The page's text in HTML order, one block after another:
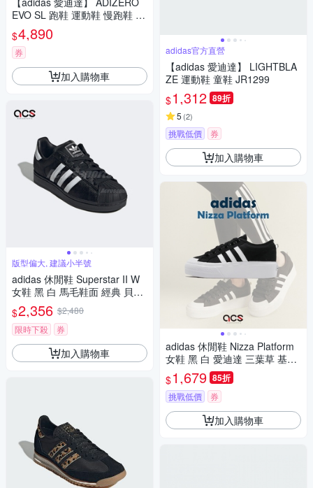
EVO SL 跑鞋 運動鞋 慢跑鞋 女
鞋 KI6959
$4,890
券
加入購物車
版型偏大, 建議小半號
adidas 休閒鞋 Superstar II W
女鞋 黑 白 馬毛鞋面 經典 貝殼
頭 三葉草 愛迪達 JH9475
$2,356 $2,480
限時下殺
券
加入購物車
adidas官方直營
【adidas 愛迪達】 LIGHTBLA
ZE 運動鞋 童鞋 JR1299
$1,312 89折
5 (2)
挑戰低價 券
加入購物車
adidas 休閒鞋 Nizza Platform
女鞋 黑 白 愛迪達 三葉草 基本
款 厚底 增高 經典 FV5321
$1,679 85折
挑戰低價 券
加入購物車